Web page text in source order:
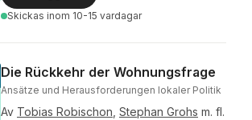
Skickas inom 10-15 vardagar
Die Rückkehr der Wohnungsfrage
Ansätze und Herausforderungen lokaler Politik
Av Tobias Robischon Stephan Grohs m. fl.